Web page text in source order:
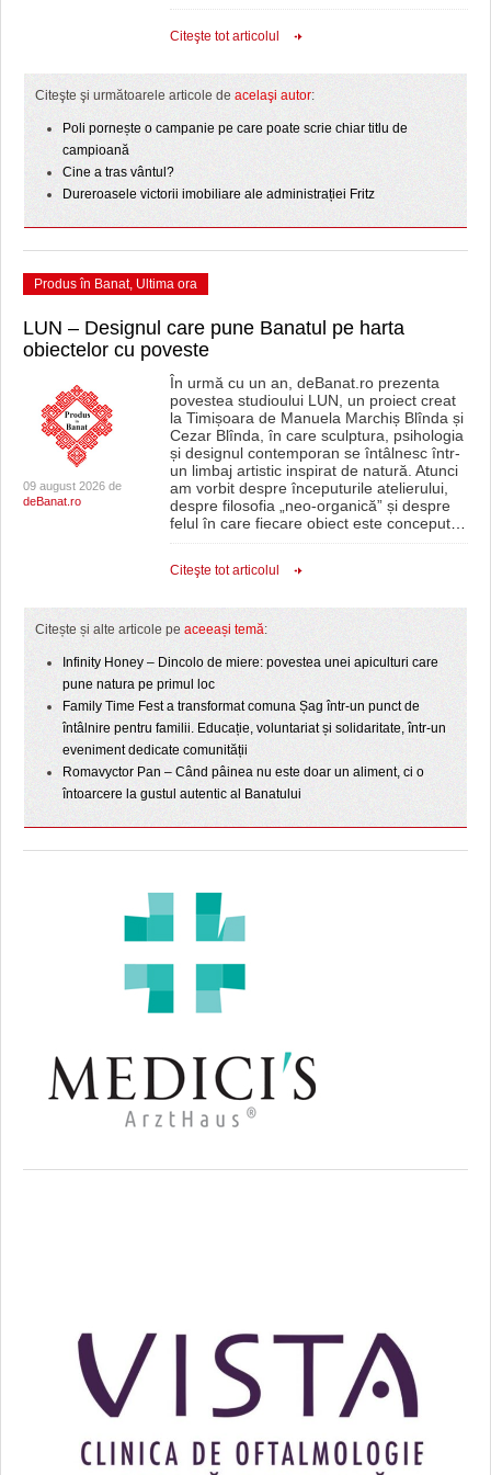
Citeşte tot articolul
Citeşte şi următoarele articole de acelaşi autor:
Poli pornește o campanie pe care poate scrie chiar titlu de
campioană
Cine a tras vântul?
Dureroasele victorii imobiliare ale administrației Fritz
Produs în Banat, Ultima ora
LUN – Designul care pune Banatul pe harta
obiectelor cu poveste
09 august 2026 de
deBanat.ro
În urmă cu un an, deBanat.ro prezenta
povestea studioului LUN, un proiect creat
la Timișoara de Manuela Marchiș Blînda și
Cezar Blînda, în care sculptura, psihologia
și designul contemporan se întâlnesc într-
un limbaj artistic inspirat de natură. Atunci
am vorbit despre începuturile atelierului,
despre filosofia „neo-organică” și despre
felul în care fiecare obiect este conceput…
Citeşte tot articolul
Citește și alte articole pe aceeași temă:
Infinity Honey – Dincolo de miere: povestea unei apiculturi care
pune natura pe primul loc
Family Time Fest a transformat comuna Șag într-un punct de
întâlnire pentru familii. Educație, voluntariat și solidaritate, într-un
eveniment dedicate comunității
Romavyctor Pan – Când pâinea nu este doar un aliment, ci o
întoarcere la gustul autentic al Banatului